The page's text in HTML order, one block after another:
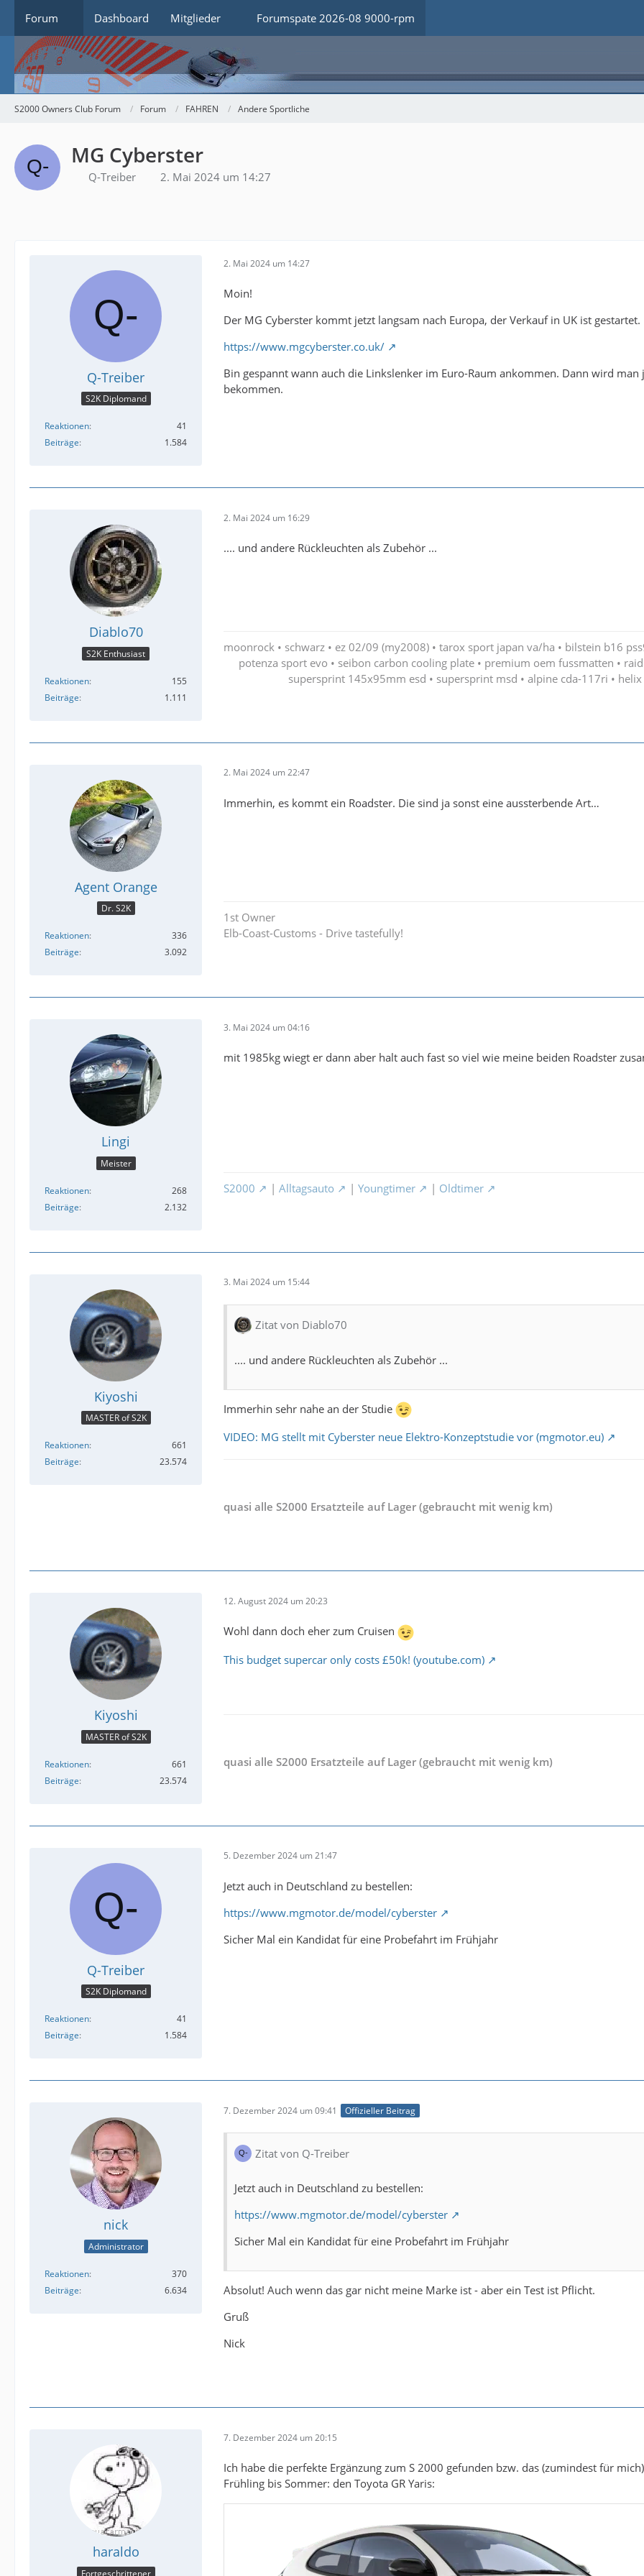
Forum Dashboard Mitglieder Forumspate 2026-08 9000-rpm
S2000 Owners Club Forum Forum FAHREN Andere Sportliche
MG Cyberster
Q-Treiber 2. Mai 2024 um 14:27
Q-Treiber
S2K Diplomand
Reaktionen
41
Beiträge
1.584
2. Mai 2024 um 14:27
Moin!
Der MG Cyberster kommt jetzt langsam nach Europa, der Verkauf in UK ist
https://www.mgcyberster.co.uk/
Bin gespannt wann auch die Linkslenker im Euro-Raum ankommen. Dann wird
bekommen.
Diablo70
S2K Enthusiast
Reaktionen
155
Beiträge
1.111
2. Mai 2024 um 16:29
.... und andere Rückleuchten als Zubehör ...
moonrock • schwarz • ez 02/09 (my2008) • tarox sport japan va/ha • bilstein b16
potenza sport evo • seibon carbon cooling plate • premium oem fussmatten •
supersprint 145x95mm esd • supersprint msd • alpine cda-117ri •
Agent Orange
Dr. S2K
Reaktionen
336
Beiträge
3.092
2. Mai 2024 um 22:47
Immerhin, es kommt ein Roadster. Die sind ja sonst eine aussterbende Art…
1st Owner
Elb-Coast-Customs - Drive tastefully!
Lingi
Meister
Reaktionen
268
Beiträge
2.132
3. Mai 2024 um 04:16
mit 1985kg wiegt er dann aber halt auch fast so viel wie meine beiden Roadster
S2000 | Alltagsauto | Youngtimer | Oldtimer
Kiyoshi
MASTER of S2K
Reaktionen
661
Beiträge
23.574
3. Mai 2024 um 15:44
Zitat von Diablo70
.... und andere Rückleuchten als Zubehör ...
Immerhin sehr nahe an der Studie
VIDEO: MG stellt mit Cyberster neue Elektro-Konzeptstudie vor (mgmotor.eu)
quasi alle S2000 Ersatzteile auf Lager (gebraucht mit wenig km)
Kiyoshi
MASTER of S2K
Reaktionen
661
Beiträge
23.574
12. August 2024 um 20:23
Wohl dann doch eher zum Cruisen
This budget supercar only costs £50k! (youtube.com)
quasi alle S2000 Ersatzteile auf Lager (gebraucht mit wenig km)
Q-Treiber
S2K Diplomand
Reaktionen
41
Beiträge
1.584
5. Dezember 2024 um 21:47
Jetzt auch in Deutschland zu bestellen:
https://www.mgmotor.de/model/cyberster
Sicher Mal ein Kandidat für eine Probefahrt im Frühjahr
nick
Administrator
Reaktionen
370
Beiträge
6.634
7. Dezember 2024 um 09:41 Offizieller Beitrag
Zitat von Q-Treiber
Jetzt auch in Deutschland zu bestellen:
https://www.mgmotor.de/model/cyberster
Sicher Mal ein Kandidat für eine Probefahrt im Frühjahr
Absolut! Auch wenn das gar nicht meine Marke ist - aber ein Test ist Pflicht.
Gruß
Nick
haraldo
Fortgeschrittener
7. Dezember 2024 um 20:15
Ich habe die perfekte Ergänzung zum S 2000 gefunden bzw. das (zumindest für
Frühling bis Sommer: den Toyota GR Yaris: